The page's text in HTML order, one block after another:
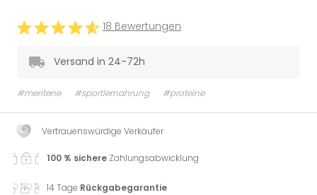
18 Bewertungen
Versand in 24-72h
#meritene #sportlernahrung #proteine
Vertrauenswürdige Verkäufer
100 % sichere Zahlungsabwicklung
14 Tage Rückgabegarantie